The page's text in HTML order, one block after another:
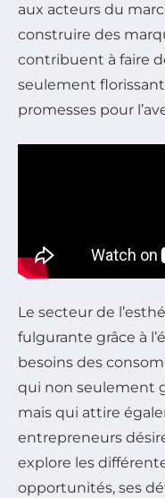
aux acteurs du
construire des
contribuent à faire
seulement
promesses pour
Le secteur de
fulgurante grâce à
besoins des
qui non seulement
mais qui attire
entrepreneurs
explore les
opportunités, ses